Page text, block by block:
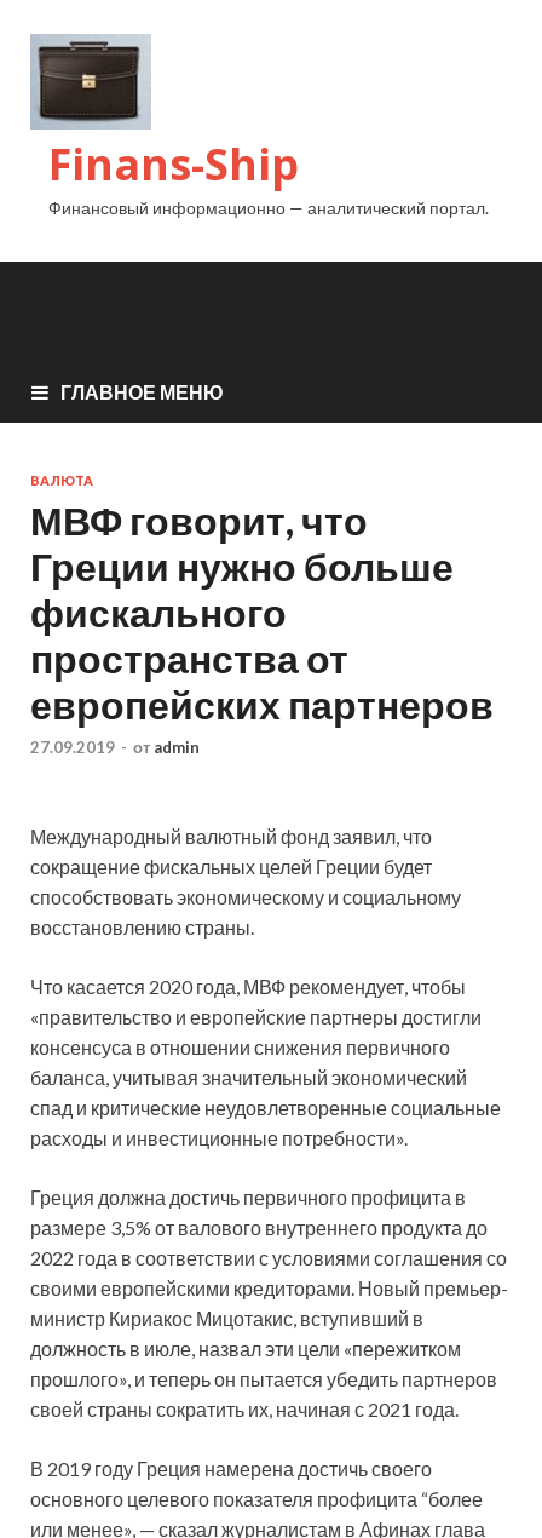
Finans-Ship
Финансовый информационно — аналитический портал.
ГЛАВНОЕ МЕНЮ
ВАЛЮТА
МВФ говорит, что
Греции нужно больше
фискального
пространства от
европейских партнеров
27.09.2019 - от admin
Международный валютный фонд заявил, что
сокращение фискальных целей Греции будет
способствовать экономическому и социальному
восстановлению страны.
Что касается 2020 года, МВФ рекомендует, чтобы
«правительство и европейские партнеры достигли
консенсуса в отношении снижения первичного
баланса, учитывая значительный экономический
спад и критические неудовлетворенные социальные
расходы и инвестиционные потребности».
Греция должна достичь первичного профицита в
размере 3,5% от валового внутреннего продукта до
2022 года в соответствии с условиями соглашения со
своими европейскими кредиторами. Новый премьер-
министр Кириакос Мицотакис, вступивший в
должность в июле, назвал эти цели «пережитком
прошлого», и теперь он пытается убедить партнеров
своей страны сократить их, начиная с 2021 года.
В 2019 году Греция намерена достичь своего
основного целевого показателя профицита “более
или менее», — сказал журналистам в Афинах глава